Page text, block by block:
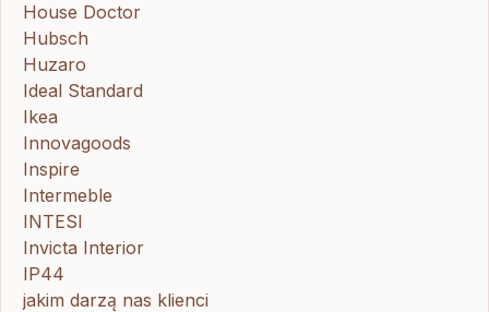
House Doctor
Hubsch
Huzaro
Ideal Standard
Ikea
Innovagoods
Inspire
Intermeble
INTESI
Invicta Interior
IP44
jakim darzą nas klienci